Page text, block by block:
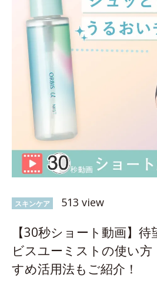
スキンケア 513 view
【30秒ショート動画】
ビスユーミストの使い方
すめ活用法もご紹介！